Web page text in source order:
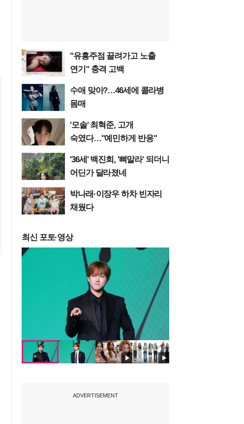
"유흥주점 끌려가고 노출
연기" 충격 고백
수애 맞아?…46세에 콜라병
몸매
'모솔' 최혁준, 고개
숙였다…"예민하게 반응"
'36세' 백진희, '뼈말라' 되더니
어딘가 달라졌네
박나래·이장우 하차 빈자리
채웠다
최신 포토·영상
ADVERTISEMENT